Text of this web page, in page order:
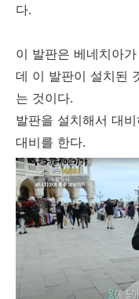
다.
이 발판은 베네치아
데 이 발판이 설치된
는 것이다.
발판을 설치해서 대
대비를 한다.